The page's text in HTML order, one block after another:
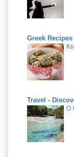
Greek
Travel -
Ο